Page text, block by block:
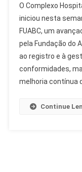
O Complexo
iniciou nesta
FUABC, um
pela Fundação do
ao registro e à
conformidades,
melhoria contínua
Continue